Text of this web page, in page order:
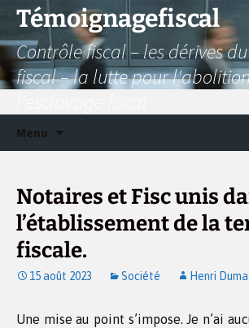
Aller
contenu
Témoignagefiscal
Contrôle fiscal – les dérives
fiscal – la lutte pour
Menu
Notaires et Fisc unis
l’établissement de la
fiscale.
15 août 2023 Société Henri
Une mise au point s’impose. Je n’ai